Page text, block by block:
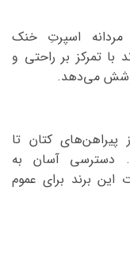
اسپرتِ خنک
تمرکز بر راحتی و
پوشش می‌دهد.
پیراهن‌های کتان تا
دسترسی آسان به
این برند برای عموم